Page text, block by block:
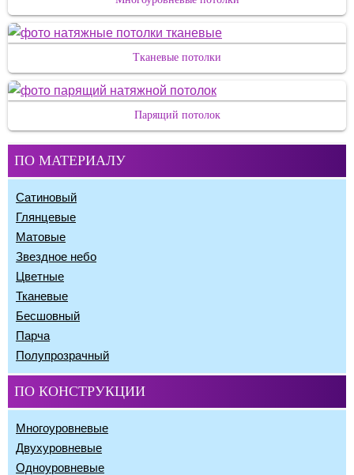
Тканевые потолки
Парящий потолок
ПО МАТЕРИАЛУ
Сатиновый
Глянцевые
Матовые
Звездное небо
Цветные
Тканевые
Бесшовный
Парча
Полупрозрачный
ПО КОНСТРУКЦИИ
Многоуровневые
Двухуровневые
Одноуровневые